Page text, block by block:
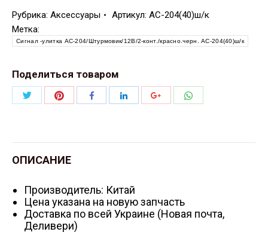
Рубрика: Аксессуары Артикул: АС-204(40)ш/к
Метка:
Сигнал -улитка АС-204/Штурмовик/12В/2-конт./красно.черн. АС-204(40)ш/к
Поделиться товаром
ПоделитьсяПоделитьсяПоделитьсяПоделитьсяПоделиться
ОПИСАНИЕ
Производитель: Китай
Цена указана на новую запчасть
Доставка по всей Украине (Новая почта,
Деливери)